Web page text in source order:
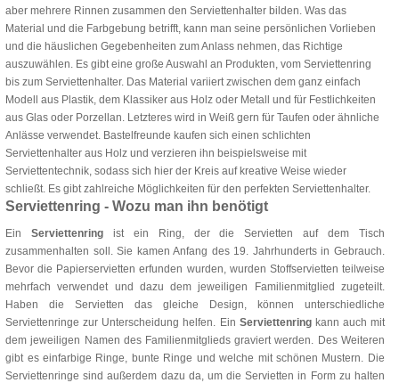
aber mehrere Rinnen zusammen den Serviettenhalter bilden. Was das
Material und die Farbgebung betrifft, kann man seine persönlichen Vorlieben
und die häuslichen Gegebenheiten zum Anlass nehmen, das Richtige
auszuwählen. Es gibt eine große Auswahl an Produkten, vom Serviettenring
bis zum Serviettenhalter. Das Material variiert zwischen dem ganz einfach
Modell aus Plastik, dem Klassiker aus Holz oder Metall und für Festlichkeiten
aus Glas oder Porzellan. Letzteres wird in Weiß gern für Taufen oder ähnliche
Anlässe verwendet. Bastelfreunde kaufen sich einen schlichten
Serviettenhalter aus Holz und verzieren ihn beispielsweise mit
Serviettentechnik, sodass sich hier der Kreis auf kreative Weise wieder
schließt. Es gibt zahlreiche Möglichkeiten für den perfekten Serviettenhalter.
Serviettenring - Wozu man ihn benötigt
EinServiettenring ist ein Ring, der die Servietten auf dem Tisch
zusammenhalten soll. Sie kamen Anfang des 19. Jahrhunderts in Gebrauch.
Bevor die Papierservietten erfunden wurden, wurden Stoffservietten teilweise
mehrfach verwendet und dazu dem jeweiligen Familienmitglied zugeteilt.
Haben die Servietten das gleiche Design, können unterschiedliche
Serviettenringe zur Unterscheidung helfen. Ein Serviettenringkann auch mit
dem jeweiligen Namen des Familienmitglieds graviert werden. Des Weiteren
gibt es einfarbige Ringe, bunte Ringe und welche mit schönen Mustern. Die
Serviettenringe sind außerdem dazu da, um die Servietten in Form zu halten